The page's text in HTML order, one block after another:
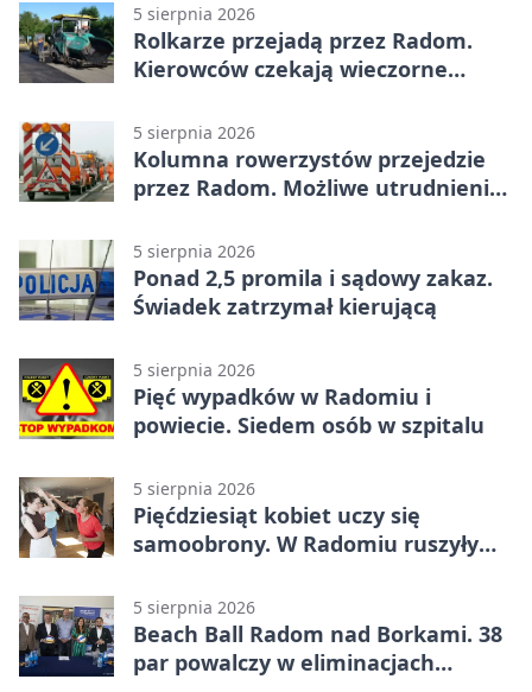
5 sierpnia 2026
Rolkarze przejadą przez Radom.
Kierowców czekają wieczorne
5 sierpnia 2026
Kolumna rowerzystów przejedzie
przez Radom. Możliwe utrudnienia
5 sierpnia 2026
Ponad 2,5 promila i sądowy zakaz.
Świadek zatrzymał kierującą
5 sierpnia 2026
Pięć wypadków w Radomiu i
powiecie. Siedem osób w szpitalu
5 sierpnia 2026
Pięćdziesiąt kobiet uczy się
samoobrony. W Radomiu ruszyły
5 sierpnia 2026
Beach Ball Radom nad Borkami. 38
par powalczy w eliminacjach